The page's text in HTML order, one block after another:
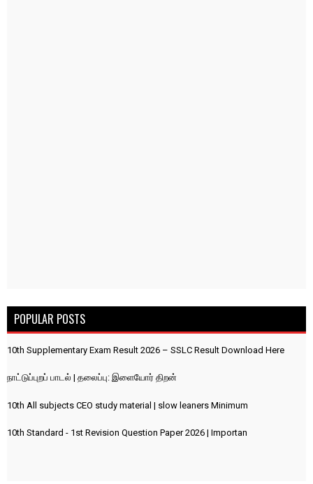
POPULAR POSTS
10th Supplementary Exam Result 2026 – SSLC Result Download Here
நாட்டுப்புறப் பாடல் | தலைப்பு: இளையோர் திறன்
10th All subjects CEO study material | slow leaners Minimum
10th Standard - 1st Revision Question Paper 2026 | Importan